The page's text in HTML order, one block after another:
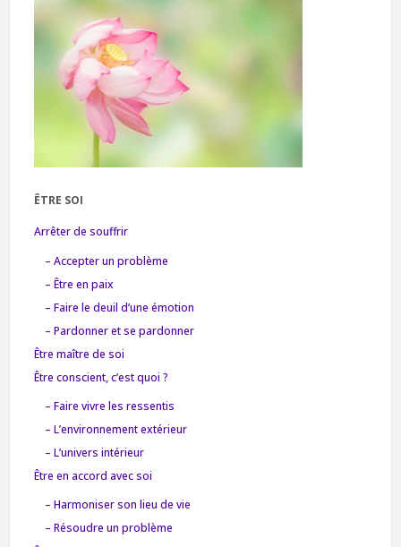
ÊTRE SOI
Arrêter de souffrir
– Accepter un problème
– Être en paix
– Faire le deuil d’une émotion
– Pardonner et se pardonner
Être maître de soi
Être conscient, c’est quoi ?
– Faire vivre les ressentis
– L’environnement extérieur
– L’univers intérieur
Être en accord avec soi
– Harmoniser son lieu de vie
– Résoudre un problème